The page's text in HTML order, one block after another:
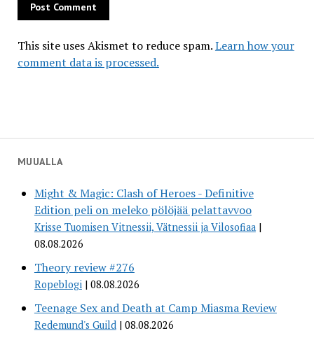
MUUALLA
Might & Magic: Clash of Heroes - Definitive
Edition peli on meleko pölöjää pelattavvoo
Krisse Tuomisen Vitnessii, Vätnessii ja Vilosofiaa
08.08.2026
Theory review #276
Ropeblogi 08.08.2026
Teenage Sex and Death at Camp Miasma Review
Redemund's Guild 08.08.2026
This site uses Akismet to reduce spam.Learn how your
comment data is processed.